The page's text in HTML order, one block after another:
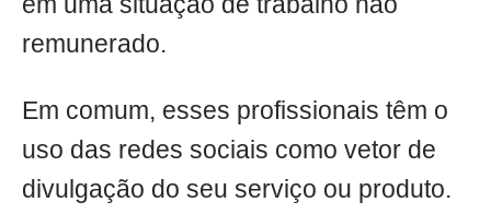
remunerado.
Em comum, esses profissionais têm o
uso das redes sociais como vetor de
divulgação do seu serviço ou produto.